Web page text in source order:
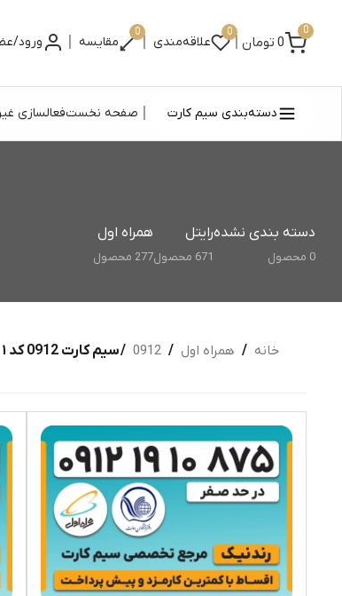
0
0 تومان |
0
علاقه‌مندی |
0
مقایسه ورود/
دسته‌بندی سیم کارت صفحه نخستفعالسازی
دسته بندی نشده
0 محصول
رایتل
671 محصول
همراه اول
277 محصول
خانه / همراه اول /
0912 / سیم کارت 0912 کد ۱